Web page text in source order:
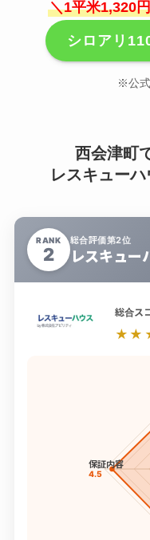
＼1平米1,320
シロアリ
※公
西会津町
レスキュー
RANK
2
総合評価第2位
レスキュー
総合ス
保証内容
4.5